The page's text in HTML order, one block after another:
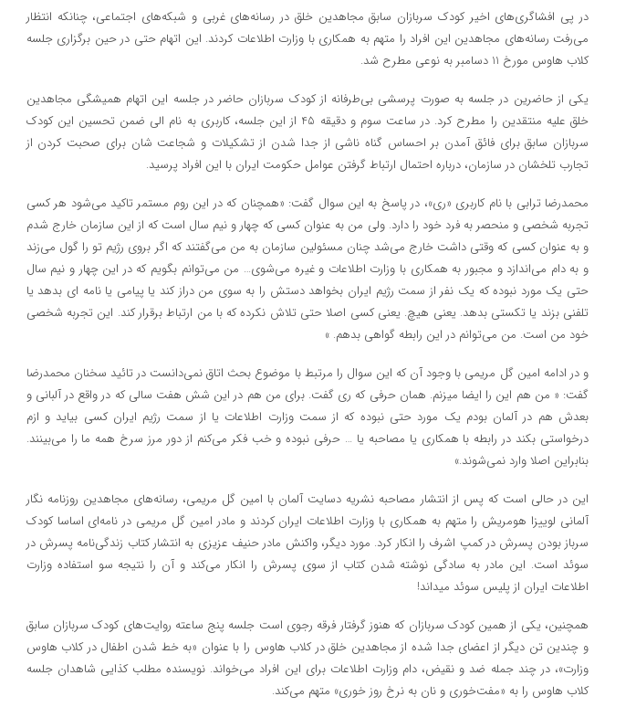
در پی افشاگری‌های اخیر کودک سربازان سابق مجاهدین خلق در رسانه‌های غربی و شبکه‌های اجتماعی، چنانکه انتظار
می‌رفت رسانه‌های مجاهدین این افراد را متهم به همکاری با وزارت اطلاعات کردند. این اتهام حتی در حین برگزاری جلسه
کلاب هاوس مورخ 11 دسامبر به نوعی مطرح شد.
یکی از حاضرین در جلسه به صورت پرسشی بی‌طرفانه از کودک سربازان حاضر در جلسه این اتهام همیشگی مجاهدین
خلق علیه منتقدین را مطرح کرد. در ساعت سوم و دقیقه 45 از این جلسه، کاربری به نام الی ضمن تحسین این کودک
سربازان سابق برای فائق آمدن بر احساس گناه ناشی از جدا شدن از تشکیلات و شجاعت شان برای صحبت کردن از
تجارب تلخشان در سازمان، درباره احتمال ارتباط گرفتن عوامل حکومت ایران با این افراد پرسید.
محمدرضا ترابی با نام کاربری «ری»، در پاسخ به این سوال گفت: «همچنان که در این روم مستمر تاکید می‌شود هر کسی
تجربه شخصی و منحصر به فرد خود را دارد. ولی من به عنوان کسی که چهار و نیم سال است که از این سازمان خارج شدم
و به عنوان کسی که وقتی داشت خارج می‌شد چنان مسئولین سازمان به من می‌گفتند که اگر بروی رژیم تو را گول می‌زند
و به دام می‌اندازد و مجبور به همکاری با وزارت اطلاعات و غیره می‌شوی… من می‌توانم بگویم که در این چهار و نیم سال
حتی یک مورد نبوده که یک نفر از سمت رژیم ایران بخواهد دستش را به سوی من دراز کند یا پیامی یا نامه ای بدهد یا
تلفنی بزند یا تکستی بدهد. یعنی هیچ. یعنی کسی اصلا حتی تلاش نکرده که با من ارتباط برقرار کند. این تجربه شخصی
خود من است. من می‌توانم در این رابطه گواهی بدهم. »
و در ادامه امین گل مریمی با وجود آن که این سوال را مرتبط با موضوع بحث اتاق نمی‌دانست در تائید سخنان محمدرضا
گفت: « من هم این را ایضا میزنم. همان حرفی که ری گفت. برای من هم در این شش هفت سالی که در واقع در آلبانی و
بعدش هم در آلمان بودم یک مورد حتی نبوده که از سمت وزارت اطلاعات یا از سمت رژیم ایران کسی بیاید و ازم
درخواستی بکند در رابطه با همکاری یا مصاحبه یا … حرفی نبوده و خب فکر می‌کنم از دور مرز سرخ همه ما را می‌بینند.
بنابراین اصلا وارد نمی‌شوند.»
این در حالی است که پس از انتشار مصاحبه نشریه دسایت آلمان با امین گل مریمی، رسانه‌های مجاهدین روزنامه نگار
آلمانی لوییزا هومریش را متهم به همکاری با وزارت اطلاعات ایران کردند و مادر امین گل مریمی در نامه‌ای اساسا کودک
سرباز بودن پسرش در کمپ اشرف را انکار کرد. مورد دیگر، واکنش مادر حنیف عزیزی به انتشار کتاب زندگی‌نامه پسرش در
سوئد است. این مادر به سادگی نوشته شدن کتاب از سوی پسرش را انکار می‌کند و آن را نتیجه سو استفاده وزارت
اطلاعات ایران از پلیس سوئد میداند!
همچنین، یکی از همین کودک سربازان که هنوز گرفتار فرقه رجوی است جلسه پنج ساعته روایت‌های کودک سربازان سابق
و چندین تن دیگر از اعضای جدا شده از مجاهدین خلق در کلاب هاوس را با عنوان «به خط شدن اطفال در کلاب هاوس
وزارت»، در چند جمله ضد و نقیض، دام وزارت اطلاعات برای این افراد می‌خواند. نویسنده مطلب کذایی شاهدان جلسه
کلاب هاوس را به «مفت‌خوری و نان به نرخ روز خوری» متهم می‌کند.